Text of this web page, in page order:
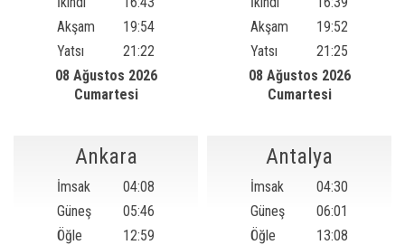
Akşam
19:54
Yatsı
21:22
08 Ağustos 2026
Cumartesi
Akşam
19:52
Yatsı
21:25
08 Ağustos 2026
Cumartesi
Ankara
İmsak
04:08
Güneş
05:46
Öğle
12:59
Antalya
İmsak
04:30
Güneş
06:01
Öğle
13:08